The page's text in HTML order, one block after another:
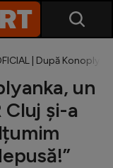
| După
un
și-a